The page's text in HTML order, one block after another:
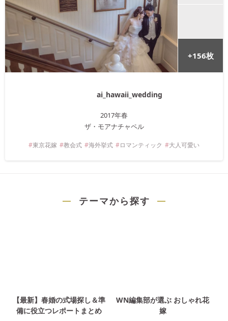
+156枚
ai_hawaii_wedding
2017年春
ザ・モアナチャペル
東京花嫁 教会式 海外挙式 ロマンティック 大人可愛い
テーマから探す
【最新】春婚の式場探し＆準
備に役立つレポートまとめ
WN編集部が選ぶ おしゃれ花
嫁